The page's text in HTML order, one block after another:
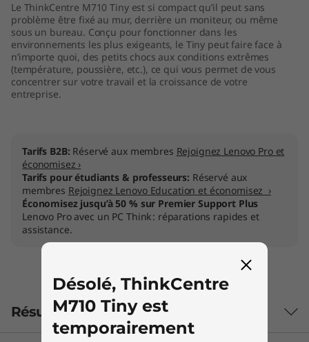
Le ThinkCentre M710 Tiny est si compact qu’il peut sans
problème être fixé au mur, derrière un moniteur, ou même
sous un bureau. Conçu pour fonctionner dans les
environnements les plus exigeants, le Tiny peut faire face à
n’importe quoi, des petits chocs aux conditions extrêmes
(température, poussière, etc.), ce qui vous permet de vous
concentrer sur votre travail et la croissance de votre
entreprise.
Tarifs B2B: Réservé aux membres Rejoignez Lenovo Pro et
économisez ›
Tarifs pour étudiants & professeurs: Réservé aux
membres Rejoignez Lenovo Education et économisez ›
Économisez jusqu’à 50 % sur Premier Support Plus
Lenovo Pro avec un PC Think : réparations rapides et
assistance.
Résumé
Désolé, ThinkCentre
M710 Tiny est
temporairement